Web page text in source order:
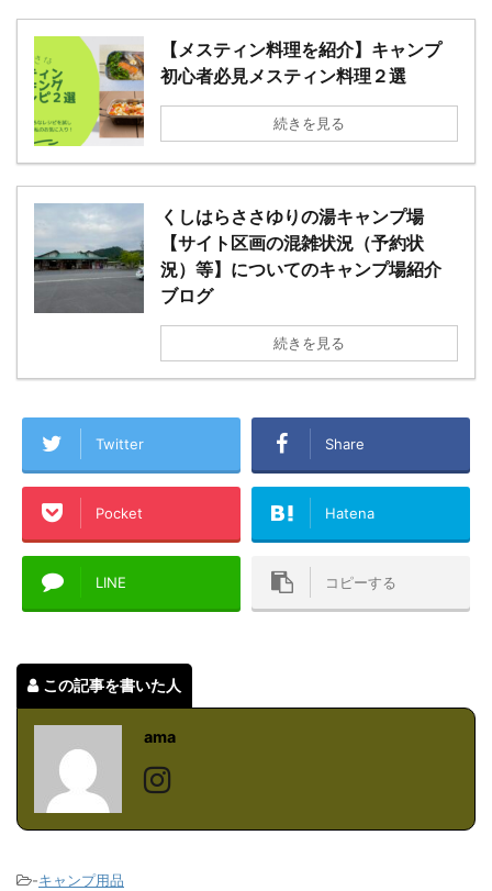
【メスティン料理を紹介】キャンプ
初心者必見メスティン料理２選
続きを見る
くしはらささゆりの湯キャンプ場
【サイト区画の混雑状況（予約状
況）等】についてのキャンプ場紹介
ブログ
続きを見る
Twitter Share
Pocket Hatena
LINE コピーする
この記事を書いた人
ama
-キャンプ用品